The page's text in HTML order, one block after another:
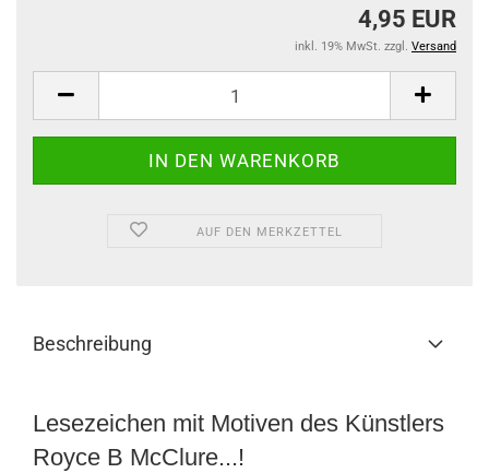
4,95 EUR
inkl. 19% MwSt. zzgl. Versand
AUF DEN MERKZETTEL
Beschreibung
Lesezeichen mit Motiven des Künstlers
Royce B McClure...!